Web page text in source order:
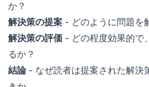
か？
解決策の提案 - どのように問題を
解決策の評価 - どの程度効果的で
るか？
結論- なぜ読者は提案された解決